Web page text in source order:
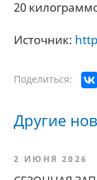
20
Источник:
Поделиться:
Другие
2 ИЮНЯ 2026